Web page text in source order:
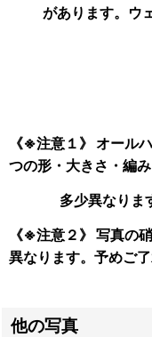
があります。ウ
《※注意１》 オール
つの形・大きさ・編
多少異なります
《※注意２》 写真の
異なります。予めご了
他の写真